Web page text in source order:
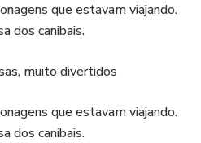
que estavam viajando.
dos canibais.
muito divertidos
que estavam viajando.
dos canibais.